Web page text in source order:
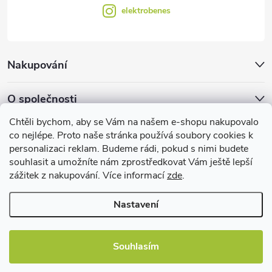
Chtěli bychom, aby se Vám na našem e-shopu nakupovalo
co nejlépe. Proto naše stránka používá soubory cookies k
personalizaci reklam. Budeme rádi, pokud s nimi budete
souhlasit a umožníte nám zprostředkovat Vám ještě lepší
zážitek z nakupování. Více informacízde.
Nastavení
Souhlasím
Nakupování
O společnosti
Facebook
elektrobenes
Užitečné informace